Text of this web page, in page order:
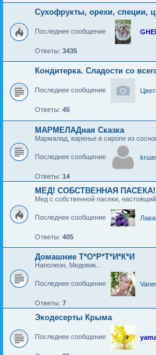
Сухофрукты, орехи, специи,
Последнее сообщение
Ответы: 3435
Кондитерка. Сладости со
Последнее сообщение
Ответы: 45
МАРМЕЛАДная Сказка
Мармалад, варенье в сиропе из
Последнее сообщение
Ответы: 14
МЕД! СОБСТВЕННАЯ
Мед с собственной пасеки,
Последнее сообщение
Ответы: 405
Домашние Т*О*Р*Т*И*К*И
Наполеон, Медовик...
Последнее сообщение
Ответы: 7
Экодесерты Крыма
Последнее сообщение